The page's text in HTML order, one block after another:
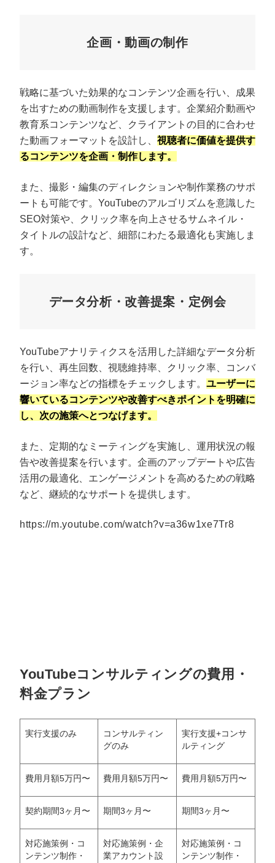
企画・動画の制作
戦略に基づいた効果的なコンテンツ企画を行い、成果
を出すための動画制作を支援します。企業紹介動画や
教育系コンテンツなど、クライアントの目的に合わせ
た動画フォーマットを設計し、 視聴者に価値を提供す
るコンテンツを企画・制作します。
また、撮影・編集のディレクションや制作業務のサポ
ートも可能です。YouTubeのアルゴリズムを意識した
SEO対策や、クリック率を向上させるサムネイル・
タイトルの設計など、細部にわたる最適化も実施しま
す。
データ分析・改善提案・定例会
YouTubeアナリティクスを活用した詳細なデータ分析
を行い、再生回数、視聴維持率、クリック率、コンバ
ージョン率などの指標をチェックします。 ユーザーに
響いているコンテンツや改善すべきポイントを明確に
し、次の施策へとつなげます。
また、定期的なミーティングを実施し、運用状況の報
告や改善提案を行います。企画のアップデートや広告
活用の最適化、エンゲージメントを高めるための戦略
など、継続的なサポートを提供します。
https://m.youtube.com/watch?v=a36w1xe7Tr8
YouTubeコンサルティングの費用・
料金プラン
実行支援のみ
コンサルティン
グのみ
実行支援+コンサ
ルティング
費用月額5万円〜 費用月額5万円〜 費用月額5万円〜
契約期間3ヶ月〜 期間3ヶ月〜 期間3ヶ月〜
対応施策例・コ
ンテンツ制作・
対応施策例・企
業アカウント設
対応施策例・コ
ンテンツ制作・